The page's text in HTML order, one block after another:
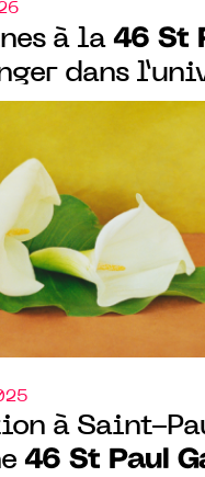
à la 46 St
dans
Winter" à
à Saint-
46 St Paul